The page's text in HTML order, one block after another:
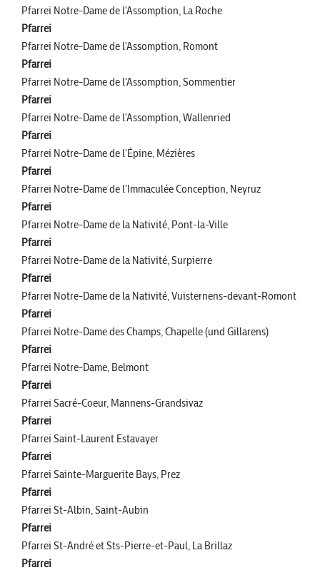
Pfarrei Notre-Dame de l'Assomption, La Roche
Pfarrei
Pfarrei Notre-Dame de l'Assomption, Romont
Pfarrei
Pfarrei Notre-Dame de l'Assomption, Sommentier
Pfarrei
Pfarrei Notre-Dame de l'Assomption, Wallenried
Pfarrei
Pfarrei Notre-Dame de l'Épine, Mézières
Pfarrei
Pfarrei Notre-Dame de l'Immaculée Conception, Neyruz
Pfarrei
Pfarrei Notre-Dame de la Nativité, Pont-la-Ville
Pfarrei
Pfarrei Notre-Dame de la Nativité, Surpierre
Pfarrei
Pfarrei Notre-Dame de la Nativité, Vuisternens-devant-Romont
Pfarrei
Pfarrei Notre-Dame des Champs, Chapelle (und Gillarens)
Pfarrei
Pfarrei Notre-Dame, Belmont
Pfarrei
Pfarrei Sacré-Coeur, Mannens-Grandsivaz
Pfarrei
Pfarrei Saint-Laurent Estavayer
Pfarrei
Pfarrei Sainte-Marguerite Bays, Prez
Pfarrei
Pfarrei St-Albin, Saint-Aubin
Pfarrei
Pfarrei St-André et Sts-Pierre-et-Paul, La Brillaz
Pfarrei